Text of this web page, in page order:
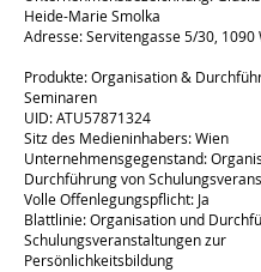
Heide-Marie Smolka
Adresse: Servitengasse 5/30, 1090
Produkte: Organisation &
Seminaren
UID: ATU57871324
Sitz des Medieninhabers: Wien
Unternehmensgegenstand:
Durchführung von
Volle Offenlegungspflicht: Ja
Blattlinie: Organisation und
Schulungsveranstaltungen zur
Persönlichkeitsbildung